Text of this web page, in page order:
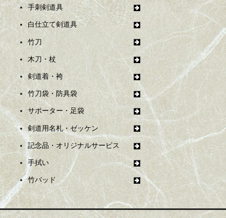
手刺剣道具
白仕立て剣道具
竹刀
木刀・杖
剣道着・袴
竹刀袋・防具袋
サポーター・足袋
剣道用名札・ゼッケン
記念品・オリジナルサービス
手拭い
竹バッド